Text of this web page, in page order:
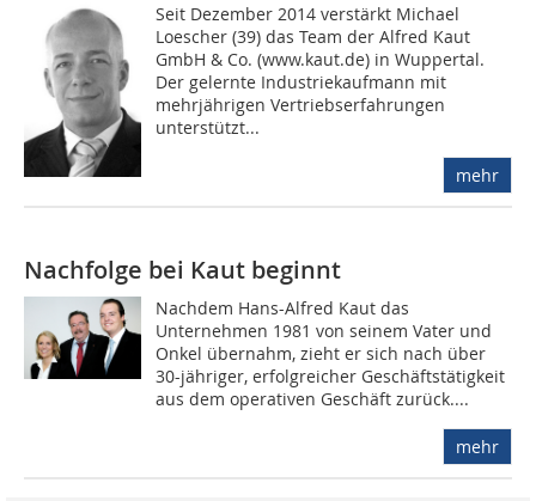
Seit Dezember 2014 verstärkt Michael
Loescher (39) das Team der Alfred Kaut
GmbH & Co. (www.kaut.de) in Wuppertal.
Der gelernte Industriekaufmann mit
mehrjährigen Vertriebserfahrungen
unterstützt...
mehr
Nachfolge bei Kaut beginnt
Nachdem Hans-Alfred Kaut das
Unternehmen 1981 von seinem Vater und
Onkel übernahm, zieht er sich nach über
30-jähriger, erfolgreicher Geschäftstätigkeit
aus dem operativen Geschäft zurück....
mehr